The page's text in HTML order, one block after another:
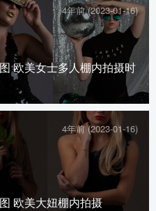
4年前 (2023-01-16)
欧美女士多人棚内拍摄时
4年前 (2023-01-16)
欧美大妞棚内拍摄